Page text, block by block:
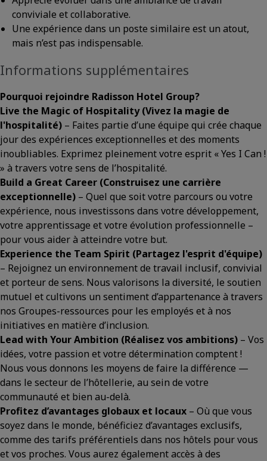
conviviale et collaborative.
Une expérience dans un poste similaire est un atout,
mais n’est pas indispensable.
Informations supplémentaires
Pourquoi rejoindre Radisson Hotel Group?
Live the Magic of Hospitality (Vivez la magie de
l'hospitalité) – Faites partie d’une équipe qui crée chaque
jour des expériences exceptionnelles et des moments
inoubliables. Exprimez pleinement votre esprit « Yes I Can !
» à travers votre sens de l’hospitalité.
Build a Great Career (Construisez une carrière
exceptionnelle) – Quel que soit votre parcours ou votre
expérience, nous investissons dans votre développement,
votre apprentissage et votre évolution professionnelle –
pour vous aider à atteindre votre but.
Experience the Team Spirit (Partagez l'esprit d'équipe)
– Rejoignez un environnement de travail inclusif, convivial
et porteur de sens. Nous valorisons la diversité, le soutien
mutuel et cultivons un sentiment d’appartenance à travers
nos Groupes-ressources pour les employés et à nos
initiatives en matière d’inclusion.
Lead with Your Ambition (Réalisez vos ambitions) – Vos
idées, votre passion et votre détermination comptent !
Nous vous donnons les moyens de faire la différence —
dans le secteur de l’hôtellerie, au sein de votre
communauté et bien au-delà.
Profitez d’avantages globaux et locaux – Où que vous
soyez dans le monde, bénéficiez d’avantages exclusifs,
comme des tarifs préférentiels dans nos hôtels pour vous
et vos proches. Vous aurez également accès à des